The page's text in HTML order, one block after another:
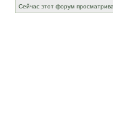
Сейчас этот форум